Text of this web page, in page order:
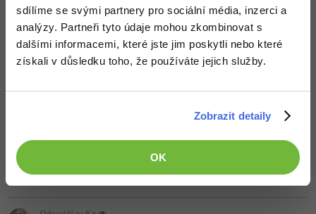
sdílíme se svými partnery pro sociální média, inzerci a
analýzy. Partneři tyto údaje mohou zkombinovat s
dalšími informacemi, které jste jim poskytli nebo které
získali v důsledku toho, že používáte jejich služby.
Zobrazit detaily
OK
Odpovídá na Michal Z.
Kit : 25.8.2013 23:22
K čemu? U mnoha programovacích jazyků algoritmizaci vůbec
nepotřebuješ.
25.8.2013 23:25
co je deklarativní programování?
Nahoru Odpovědět